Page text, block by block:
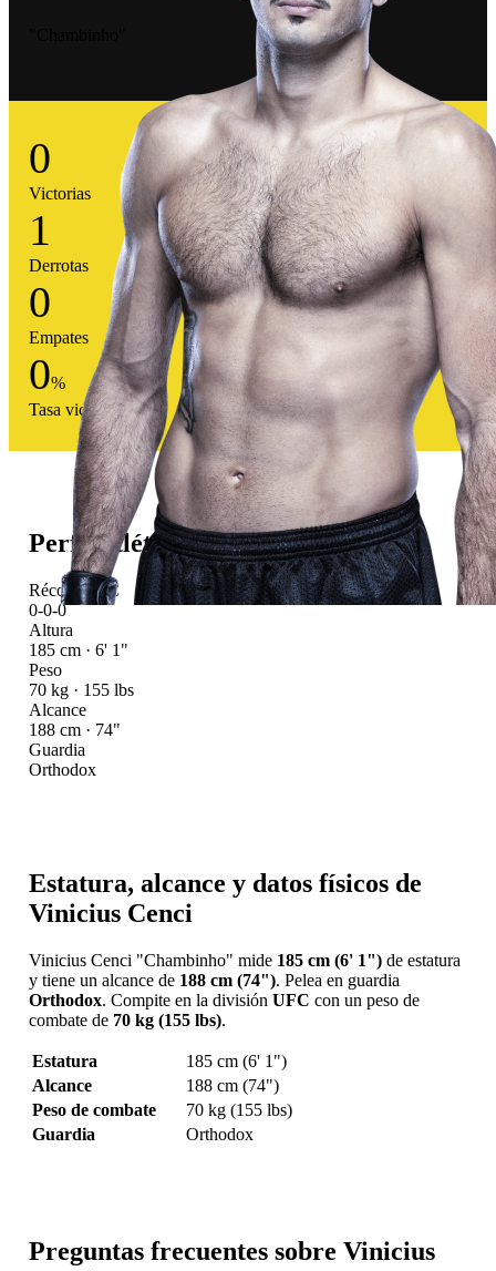
0
Victorias
1
Derrotas
0
Empates
0%
Tasa victoria
Perfil atlético
Récord UFC
0-0-0
Altura
185 cm · 6' 1"
Peso
70 kg · 155 lbs
Alcance
188 cm · 74"
Guardia
Orthodox
Estatura, alcance y datos físicos de
Vinicius Cenci
Vinicius Cenci "Chambinho" mide 185 cm (6' 1")de estatura
y tiene un alcance de 188 cm (74"). Pelea en guardia
Orthodox. Compite en la división UFC con un peso de
combate de 70 kg (155 lbs).
Estatura
185 cm (6' 1")
Alcance
188 cm (74")
Peso de combate
70 kg (155 lbs)
Guardia
Orthodox
Preguntas frecuentes sobre Vinicius